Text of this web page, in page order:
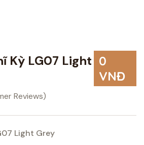
Kỳ LG07 Light 0
VNĐ
Reviews)
Light Grey